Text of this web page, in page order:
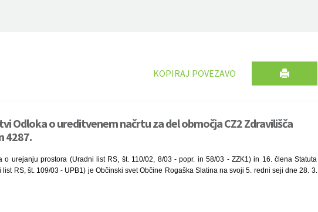
KOPIRAJ POVEZAVO
Odloka o ureditvenem načrtu za del območja CZ2 Zdravilišča
4287.
o urejanju prostora (Uradni list RS, št. 110/02, 8/03 - popr. in 58/03 - ZZK1) in 16. člena Statuta
RS, št. 109/03 - UPB1) je Občinski svet Občine Rogaška Slatina na svoji 5. redni seji dne 28. 3.